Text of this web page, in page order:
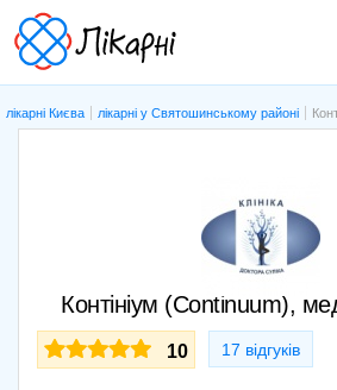
лікарні Києва лікарні у Святошинському районі
Контініум (Continuum),
10 17 відгуків